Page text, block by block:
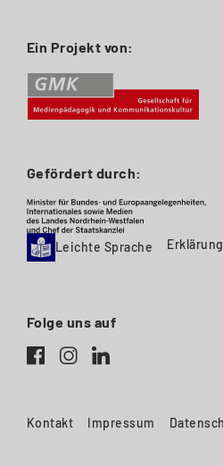
Ein Projekt von:
Gefördert durch:
Leichte Sprache
Folge uns auf
Kontakt Impressum